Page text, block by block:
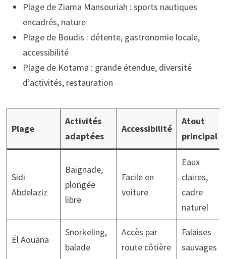
Plage de Ziama Mansouriah : sports nautiques
encadrés, nature
Plage de Boudis : détente, gastronomie locale,
accessibilité
Plage de Kotama : grande étendue, diversité
d’activités, restauration
Plage
Activités
adaptées
Accessibilité
Atout
principal
Sidi
Abdelaziz
Baignade,
plongée
libre
Facile en
voiture
Eaux
claires,
cadre
naturel
Él Aouana
Snorkeling,
balade
Accès par
route côtière
Falaises
sauvages